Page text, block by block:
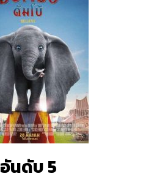
อันดับ 5